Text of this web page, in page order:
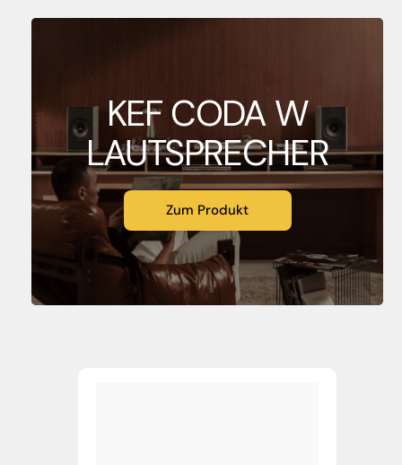
KEF CODA W
LAUTSPRECHER
Zum Produkt